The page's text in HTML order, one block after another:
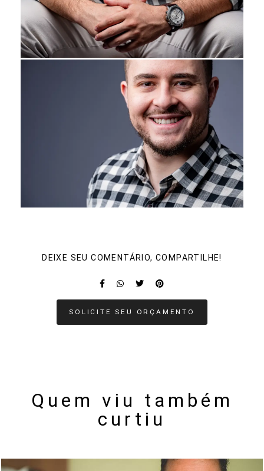
DEIXE SEU COMENTÁRIO, COMPARTILHE!
SOLICITE SEU ORÇAMENTO
Quem viu também
curtiu